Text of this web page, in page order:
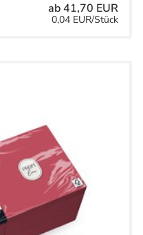
ab 41,70 EUR
0,04 EUR/Stück